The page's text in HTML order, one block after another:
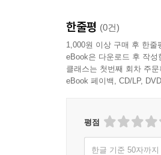
한줄평 (0건)
1,000원 이상 구매 후 한줄
eBook은 다운로드 후 작
클래스는 첫번째 회차 주
eBook 페이백, CD/LP,
평점
한글 기준 50자까